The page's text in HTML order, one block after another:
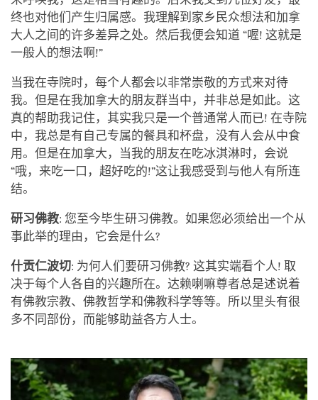
终也对他们产生归属感。我理解到家乡民众想法和加拿
大人之间的许多差异之处。然后我便会知道 “喔! 这就是
一般人的想法啊!”
当我在寺院时，每个人都会以非常崇敬的方式来对待
我。但是在我加拿大的朋友群当中，并非总是如此。这
真的帮助我记住，其实我只是一个普通常人而已! 在寺院
中，我总是有自己专属的餐具和杯盘，没有人会从中食
用。但是在加拿大，当我的朋友在吃冰淇淋时，会说
“哦，来吃一口，超好吃的!”这让我感受到与他人有所连
结。
研习佛教: 您至今毕生研习佛教。如果您必须给出一个从
事此举的理由，它会是什么?
什贡仁波切: 为何人们要研习佛教? 这其实端看个人! 取
决于每个人各自的兴趣所在。达赖喇嘛尊者总是述说着
有佛教宗教、佛教哲学和佛教科学等等。所以里头有很
多不同部份，而能够助益各方人士。